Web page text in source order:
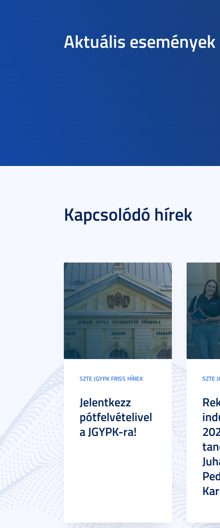
Aktuális események
Kapcsolódó hírek
SZTE JGYPK FRISS HÍREK
Jelentkezz
pótfelvételivel
a JGYPK-ra!
SZTE